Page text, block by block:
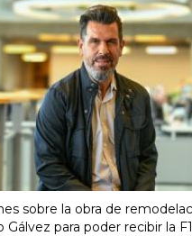
sobre la obra de
para poder recibir la